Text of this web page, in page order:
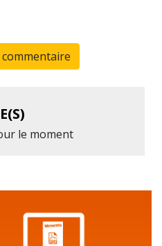
le moment